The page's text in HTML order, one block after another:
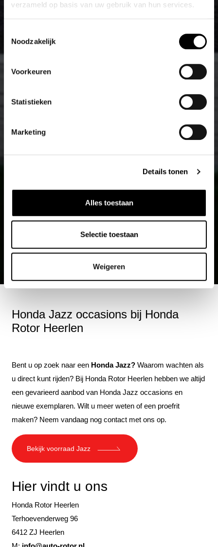
verzameld op basis van uw gebruik van hun services.
Noodzakelijk
Voorkeuren
Statistieken
Marketing
Details tonen
Alles toestaan
Selectie toestaan
Weigeren
Honda Jazz occasions bij Honda
Rotor Heerlen
Bent u op zoek naar een Honda Jazz? Waarom wachten als
u direct kunt rijden? Bij Honda Rotor Heerlen hebben we altijd
een gevarieerd aanbod van Honda Jazz occasions en
nieuwe exemplaren. Wilt u meer weten of een proefrit
maken? Neem vandaag nog contact met ons op.
Bekijk voorraad Jazz
Hier vindt u ons
Honda Rotor Heerlen
Terhoevenderweg 96
6412 ZJ Heerlen